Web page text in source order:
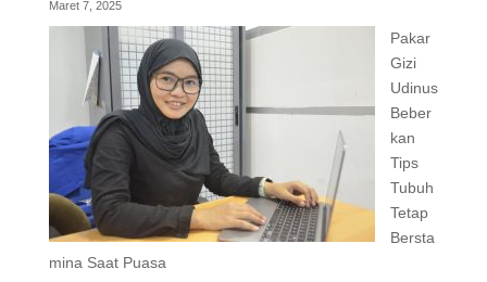
Maret 7, 2025
Pakar
Gizi
Udinus
Beber
kan
Tips
Tubuh
Tetap
Bersta
mina Saat Puasa